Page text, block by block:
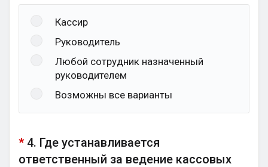
Кассир
Руководитель
Любой сотрудник назначенный
руководителем
Возможны все варианты
* 4. Где устанавливается
ответственный за ведение кассовых